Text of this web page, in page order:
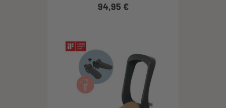
94,95 €